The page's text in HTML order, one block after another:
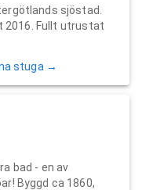
sjöstad.
2016. Fullt utrustat
stuga →
bad - en av
Byggd ca 1860,